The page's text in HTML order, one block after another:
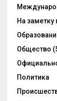
На заметку
Общество
Политика